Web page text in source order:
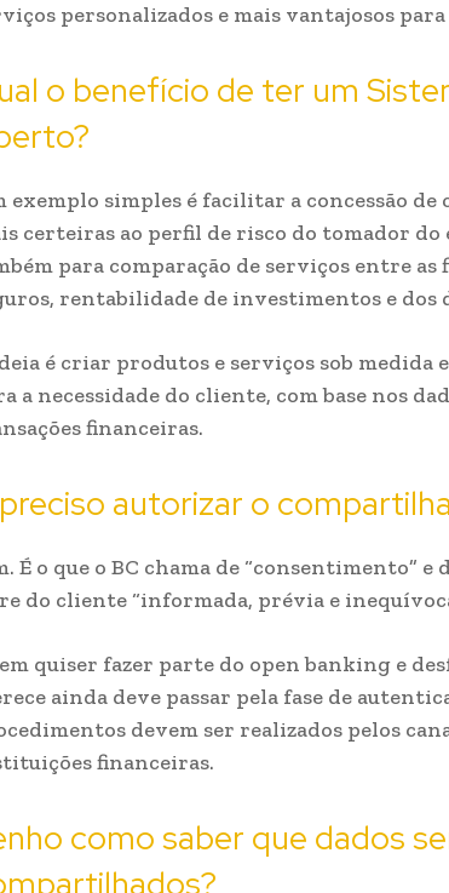
personalizados e mais vantajosos para
o benefício de ter um
exemplo simples é facilitar a concessão
certeiras ao perfil de risco do tomador
para comparação de serviços entre as
rentabilidade de investimentos e dos
é criar produtos e serviços sob medida
a necessidade do cliente, com base nos
financeiras.
autorizar o
É o que o BC chama de “consentimento”
do cliente “informada, prévia e
quiser fazer parte do open banking e
ainda deve passar pela fase de
devem ser realizados pelos
financeiras.
como saber que dados